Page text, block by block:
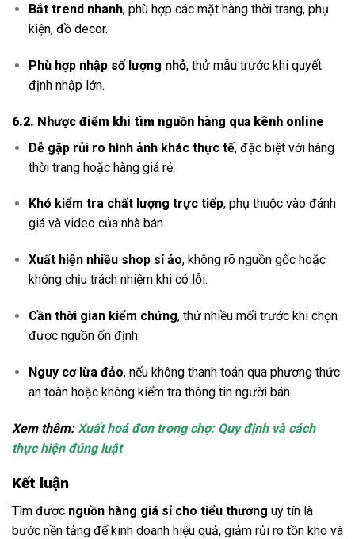
Bắt trend nhanh, phù hợp các mặt hàng thời trang, phụ
kiện, đồ decor.
Phù hợp nhập số lượng nhỏ, thử mẫu trước khi quyết
định nhập lớn.
6.2. Nhược điểm khi tìm nguồn hàng qua kênh online
Dễ gặp rủi ro hình ảnh khác thực tế, đặc biệt với hàng
thời trang hoặc hàng giá rẻ.
Khó kiểm tra chất lượng trực tiếp, phụ thuộc vào đánh
giá và video của nhà bán.
Xuất hiện nhiều shop sỉ ảo, không rõ nguồn gốc hoặc
không chịu trách nhiệm khi có lỗi.
Cần thời gian kiểm chứng, thử nhiều mối trước khi chọn
được nguồn ổn định.
Nguy cơ lừa đảo, nếu không thanh toán qua phương thức
an toàn hoặc không kiểm tra thông tin người bán.
Xem thêm: Xuất hoá đơn trong chợ: Quy định và cách
thực hiện đúng luật
Kết luận
Tìm được nguồn hàng giá sỉ cho tiểu thương uy tín là
bước nền tảng để kinh doanh hiệu quả, giảm rủi ro tồn kho và